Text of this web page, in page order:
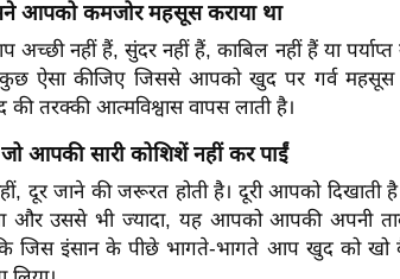
आपको कमजोर महसूस कराया था
नहीं हैं, सुंदर नहीं हैं, काबिल नहीं हैं या पर्याप्त
ऐसा कीजिए जिससे आपको खुद पर गर्व महसूस
तरक्की आत्मविश्वास वापस लाती है।
आपकी सारी कोशिशें नहीं कर पाईं
दूर जाने की जरूरत होती है। दूरी आपको दिखाती
और उससे भी ज्यादा, यह आपको आपकी अपनी
जिस इंसान के पीछे भागते-भागते आप खुद को खो